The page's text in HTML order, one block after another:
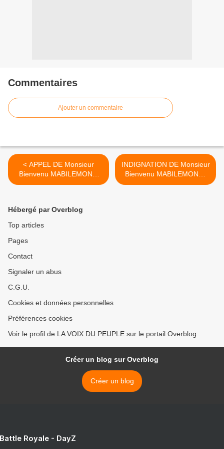
Commentaires
Ajouter un commentaire
< APPEL DE Monsieur
Bienvenu MABILEMONO
AUX ECRIVAINS
Franklin NYAMSI
INDIGNATION DE Monsieur
Bienvenu MABILEMONO:
J'exprime ma profonde
Hébergé par Overblog
Top articles
Pages
Contact
Signaler un abus
C.G.U.
Cookies et données personnelles
Préférences cookies
Voir le profil de LA VOIX DU PEUPLE sur le portail Overblog
Créer un blog sur Overblog
Créer un blog
Royale - DayZ